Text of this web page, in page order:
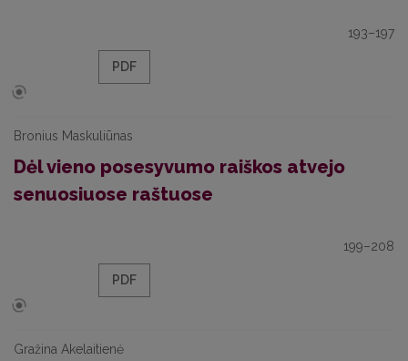
193–197
PDF
Bronius Maskuliūnas
Dėl vieno posesyvumo raiškos atvejo
senuosiuose raštuose
199–208
PDF
Gražina Akelaitienė